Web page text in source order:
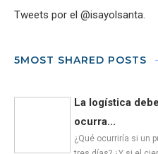
Tweets por el @isayolsanta.
5MOST SHARED POSTS
La logística
ocurra...
¿Qué ocurriría si un